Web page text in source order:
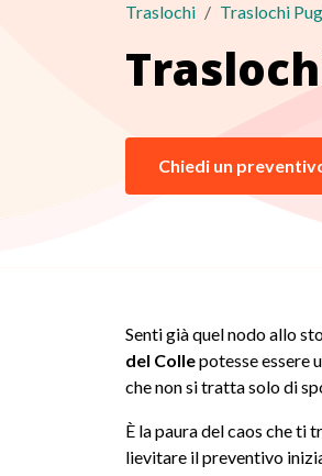
Traslochi Traslochi
Chiedi un
Senti già quel nodo allo
del Collepotesse essere
che non si tratta solo di
È la paura del caos che
lievitare il preventivo